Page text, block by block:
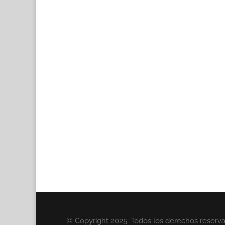
© Copyright 2025. Todos los derechos